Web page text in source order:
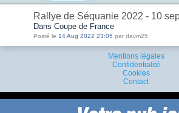
Rallye de Séquanie 2022 - 10
Dans Coupe de France
Posté le 14 Aug 2022 23:05 par davm25
Mentions légales
Confidentialité
Cookies
Contact